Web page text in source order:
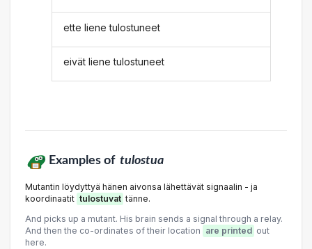
ette liene tulostuneet
eivät liene tulostuneet
Examples of tulostua
Mutantin löydyttyä hänen aivonsa lähettävät signaalin - ja
koordinaatit tulostuvat tänne.
And picks up a mutant. His brain sends a signal through a relay.
And then the co-ordinates of their location are printed out
here.